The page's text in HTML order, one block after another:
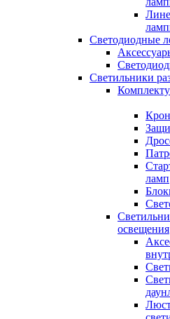
Светодиодные
Светильники
ламп
освещения